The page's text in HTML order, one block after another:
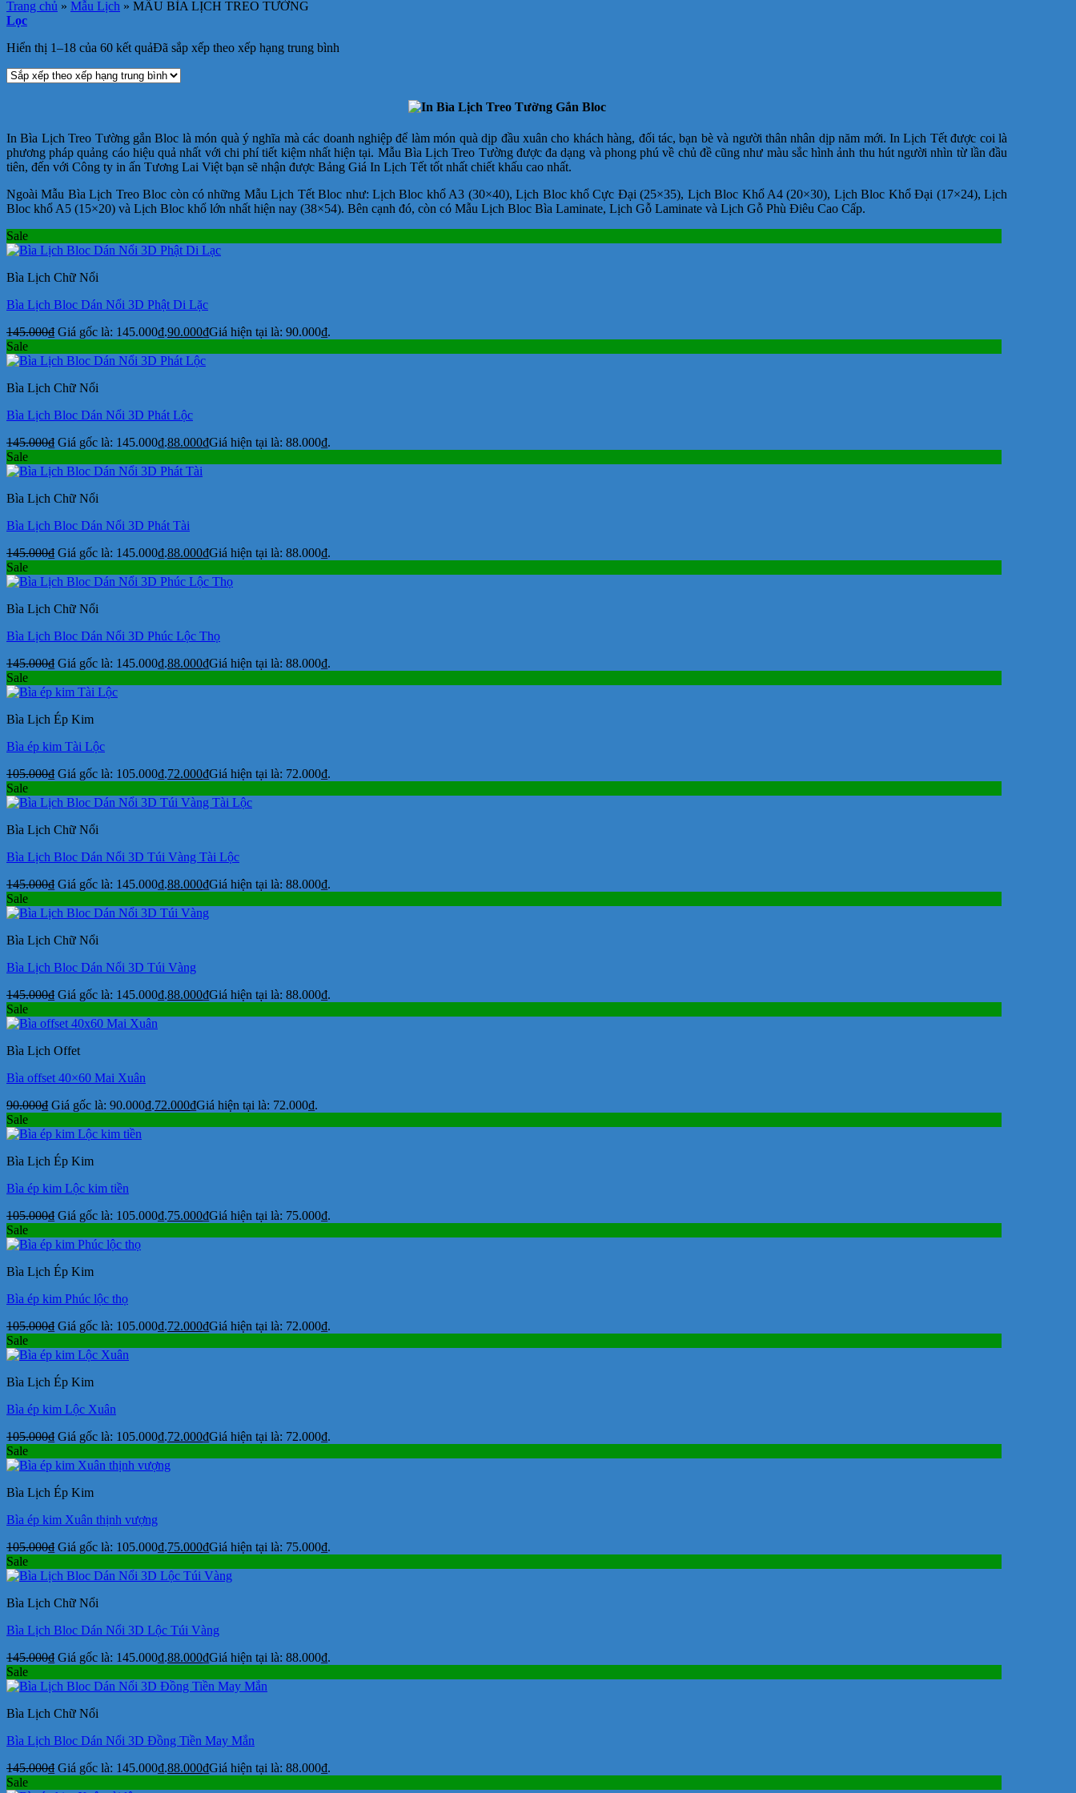
Trang chủ » Mẫu Lịch » MẪU BÌA LỊCH TREO TƯỜNG
Lọc
Hiển thị 1–18 của 60 kết quảĐã sắp xếp theo xếp hạng trung bình
In Bìa Lịch Treo Tường gắn Bloc là món quà ý nghĩa mà các doanh nghiệp để làm món quà dịp đầu xuân cho khách hàng, đối tác, bạn bè và người thân nhân dịp năm mới. In Lịch Tết được coi là
phương pháp quảng cáo hiệu quả nhất với chi phí tiết kiệm nhất hiện tại. Mẫu Bìa Lịch Treo Tường được đa dạng và phong phú về chủ đề cũng như màu sắc hình ảnh thu hút người nhìn từ lần đầu
tiên, đến với Công ty in ấn Tương Lai Việt bạn sẽ nhận được Bảng Giá In Lịch Tết tốt nhất chiết khấu cao nhất.
Ngoài Mẫu Bìa Lịch Treo Bloc còn có những Mẫu Lịch Tết Bloc như: Lịch Bloc khổ A3 (30×40), Lịch Bloc khổ Cực Đại (25×35), Lịch Bloc Khổ A4 (20×30), Lịch Bloc Khổ Đại (17×24), Lịch
Bloc khổ A5 (15×20) và Lịch Bloc khổ lớn nhất hiện nay (38×54). Bên cạnh đó, còn có Mẫu Lịch Bloc Bìa Laminate, Lịch Gỗ Laminate và Lịch Gỗ Phù Điêu Cao Cấp.
Sale
Bìa Lịch Chữ Nổi
Bìa Lịch Bloc Dán Nổi 3D Phật Di Lặc
145.000₫ Giá gốc là: 145.000₫.90.000₫Giá hiện tại là: 90.000₫.
Sale
Bìa Lịch Chữ Nổi
Bìa Lịch Bloc Dán Nổi 3D Phát Lộc
145.000₫ Giá gốc là: 145.000₫.88.000₫Giá hiện tại là: 88.000₫.
Sale
Bìa Lịch Chữ Nổi
Bìa Lịch Bloc Dán Nổi 3D Phát Tài
145.000₫ Giá gốc là: 145.000₫.88.000₫Giá hiện tại là: 88.000₫.
Sale
Bìa Lịch Chữ Nổi
Bìa Lịch Bloc Dán Nổi 3D Phúc Lộc Thọ
145.000₫ Giá gốc là: 145.000₫.88.000₫Giá hiện tại là: 88.000₫.
Sale
Bìa Lịch Ép Kim
Bìa ép kim Tài Lộc
105.000₫ Giá gốc là: 105.000₫.72.000₫Giá hiện tại là: 72.000₫.
Sale
Bìa Lịch Chữ Nổi
Bìa Lịch Bloc Dán Nổi 3D Túi Vàng Tài Lộc
145.000₫ Giá gốc là: 145.000₫.88.000₫Giá hiện tại là: 88.000₫.
Sale
Bìa Lịch Chữ Nổi
Bìa Lịch Bloc Dán Nổi 3D Túi Vàng
145.000₫ Giá gốc là: 145.000₫.88.000₫Giá hiện tại là: 88.000₫.
Sale
Bìa Lịch Offet
Bìa offset 40×60 Mai Xuân
90.000₫ Giá gốc là: 90.000₫.72.000₫Giá hiện tại là: 72.000₫.
Sale
Bìa Lịch Ép Kim
Bìa ép kim Lộc kim tiền
105.000₫ Giá gốc là: 105.000₫.75.000₫Giá hiện tại là: 75.000₫.
Sale
Bìa Lịch Ép Kim
Bìa ép kim Phúc lộc thọ
105.000₫ Giá gốc là: 105.000₫.72.000₫Giá hiện tại là: 72.000₫.
Sale
Bìa Lịch Ép Kim
Bìa ép kim Lộc Xuân
105.000₫ Giá gốc là: 105.000₫.72.000₫Giá hiện tại là: 72.000₫.
Sale
Bìa Lịch Ép Kim
Bìa ép kim Xuân thịnh vượng
105.000₫ Giá gốc là: 105.000₫.75.000₫Giá hiện tại là: 75.000₫.
Sale
Bìa Lịch Chữ Nổi
Bìa Lịch Bloc Dán Nổi 3D Lộc Túi Vàng
145.000₫ Giá gốc là: 145.000₫.88.000₫Giá hiện tại là: 88.000₫.
Sale
Bìa Lịch Chữ Nổi
Bìa Lịch Bloc Dán Nổi 3D Đồng Tiền May Mắn
145.000₫ Giá gốc là: 145.000₫.88.000₫Giá hiện tại là: 88.000₫.
Sale